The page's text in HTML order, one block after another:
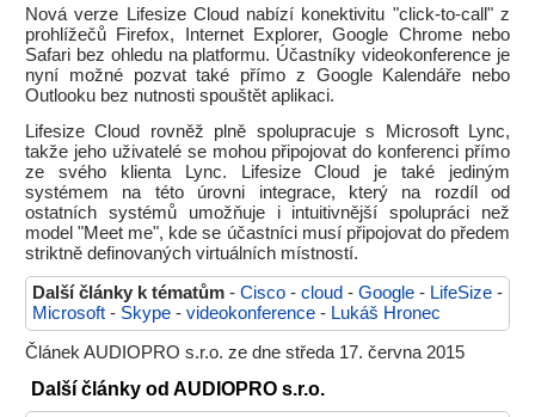
Nová verze Lifesize Cloud nabízí konektivitu "click-to-call" z
prohlížečů Firefox, Internet Explorer, Google Chrome nebo
Safari bez ohledu na platformu. Účastníky videokonference je
nyní možné pozvat také přímo z Google Kalendáře nebo
Outlooku bez nutnosti spouštět aplikaci.
Lifesize Cloud rovněž plně spolupracuje s Microsoft Lync,
takže jeho uživatelé se mohou připojovat do konferenci přímo
ze svého klienta Lync. Lifesize Cloud je také jediným
systémem na této úrovni integrace, který na rozdíl od
ostatních systémů umožňuje i intuitivnější spolupráci než
model "Meet me", kde se účastníci musí připojovat do předem
striktně definovaných virtuálních místností.
Další články k tématům - Cisco - cloud - Google - LifeSize -
Microsoft - Skype - videokonference - Lukáš Hronec
Článek AUDIOPRO s.r.o. ze dne středa 17. června 2015
Další články od AUDIOPRO s.r.o.